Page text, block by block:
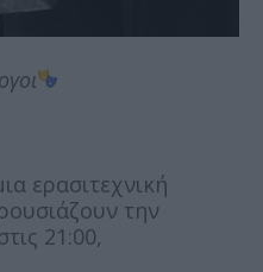
ερασιτεχνική
την
21:00,